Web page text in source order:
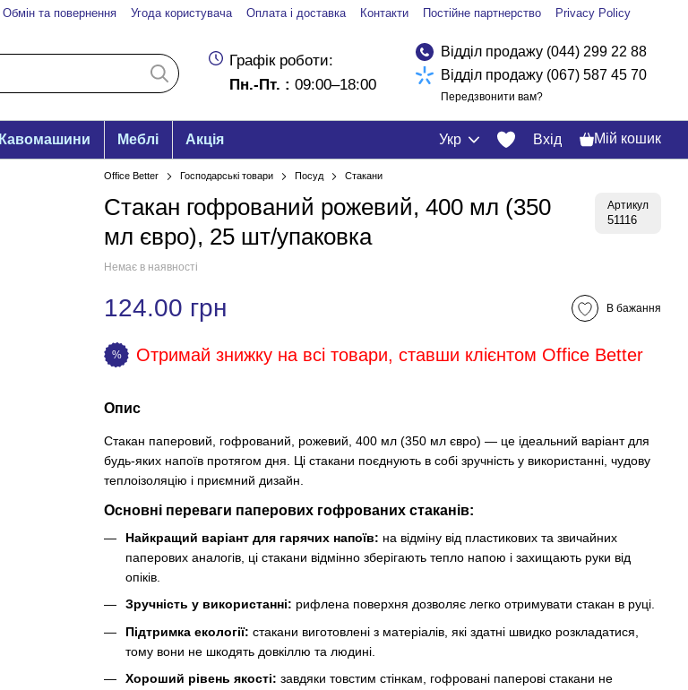
Обмін та повернення Угода користувача Оплата і доставка Контакти Постійне партнерство Privacy Policy
Графік роботи:
Пн.-Пт. : 09:00–18:00
Відділ продажу (044) 299 22 88
Відділ продажу (067) 587 45 70
Передзвонити вам?
Кавомашини Меблі Акція Укр Вхід Мій кошик
Office Better Господарські товари Посуд Стакани
Стакан гофрований рожевий, 400 мл (350
мл євро), 25 шт/упаковка
Артикул
51116
Немає в наявності
124.00 грн В бажання
% Отримай знижку на всі товари, ставши клієнтом Office Better
Опис
Стакан паперовий, гофрований, рожевий, 400 мл (350 мл євро) — це ідеальний варіант для
будь-яких напоїв протягом дня. Ці стакани поєднують в собі зручність у використанні, чудову
теплоізоляцію і приємний дизайн.
Основні переваги паперових гофрованих стаканів:
Найкращий варіант для гарячих напоїв: на відміну від пластикових та звичайних
паперових аналогів, ці стакани відмінно зберігають тепло напою і захищають руки від
опіків.
Зручність у використанні: рифлена поверхня дозволяє легко отримувати стакан в руці.
Підтримка екології: стакани виготовлені з матеріалів, які здатні швидко розкладатися,
тому вони не шкодять довкіллю та людині.
Хороший рівень якості: завдяки товстим стінкам, гофровані паперові стакани не